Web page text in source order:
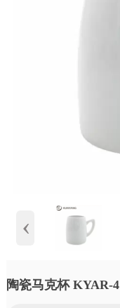
‹
陶瓷马克杯 KYAR-4